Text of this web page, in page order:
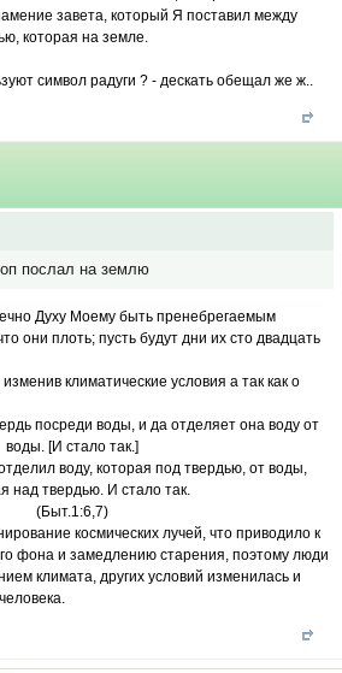
завета, который Я поставил между
которая на земле.
символ радуги ? - дескать обещал же ж..
послал на землю
Духу Моему быть пренебрегаемым
они плоть; пусть будут дни их сто двадцать
климатические условия а так как о
посреди воды, и да отделяет она воду от
воды. [И стало так.]
воду, которая под твердью, от воды,
над твердью. И стало так.
(Быт.1:6,7)
космических лучей, что приводило к
фона и замедлению старения, поэтому люди
климата, других условий изменилась и